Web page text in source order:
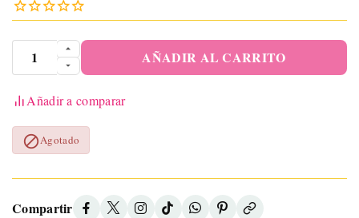
AÑADIR AL CARRITO
Añadir a comparar
Agotado
Compartir